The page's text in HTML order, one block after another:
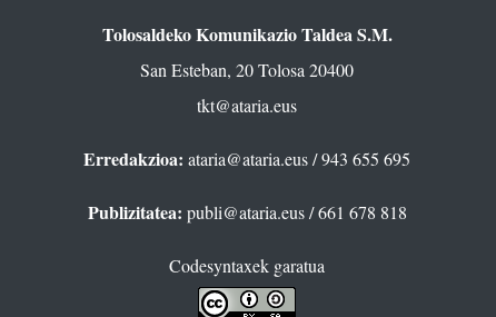
Tolosaldeko Komunikazio Taldea S.M.
San Esteban, 20 Tolosa 20400
tkt@ataria.eus
Erredakzioa: ataria@ataria.eus/ 943 655 695
Publizitatea: publi@ataria.eus/ 661 678 818
Codesyntaxek garatua